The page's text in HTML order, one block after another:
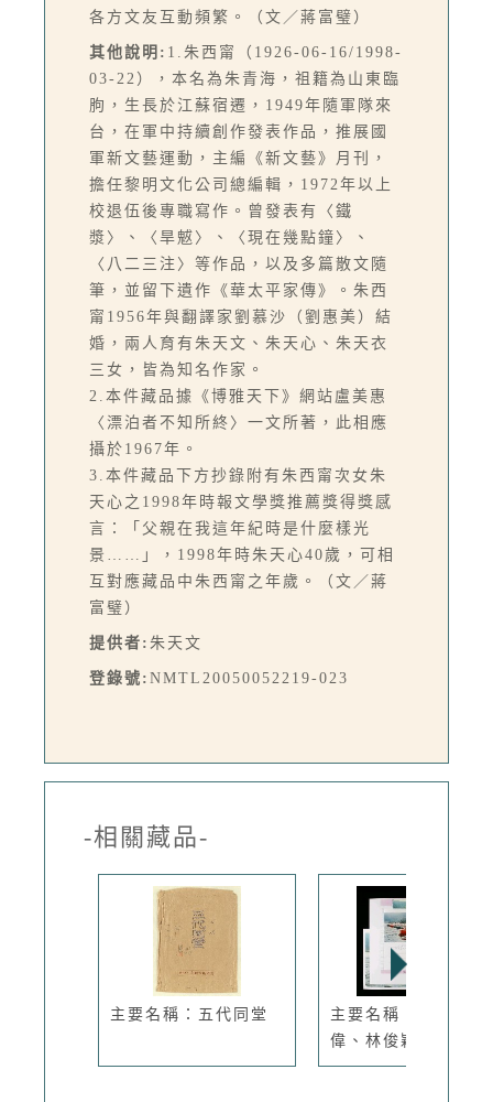
各方文友互動頻繁。（文／蔣富璧）
其他說明: 1.朱西甯（1926-06-16/1998-
03-22），本名為朱青海，祖籍為山東臨
朐，生長於江蘇宿遷，1949年隨軍隊來
台，在軍中持續創作發表作品，推展國
軍新文藝運動，主編《新文藝》月刊，
擔任黎明文化公司總編輯，1972年以上
校退伍後專職寫作。曾發表有〈鐵
漿〉、〈旱魃〉、〈現在幾點鐘〉、
〈八二三注〉等作品，以及多篇散文隨
筆，並留下遺作《華太平家傳》。朱西
甯1956年與翻譯家劉慕沙（劉惠美）結
婚，兩人育有朱天文、朱天心、朱天衣
三女，皆為知名作家。
2.本件藏品據《博雅天下》網站盧美惠
〈漂泊者不知所終〉一文所著，此相應
攝於1967年。
3.本件藏品下方抄錄附有朱西甯次女朱
天心之1998年時報文學獎推薦獎得獎感
言：「父親在我這年紀時是什麼樣光
景……」，1998年時朱天心40歲，可相
互對應藏品中朱西甯之年歲。（文／蔣
富璧）
提供者: 朱天文
登錄號: NMTL20050052219-023
-相關藏品-
主要名稱：五代同堂
主要名稱：與杜至
偉、林俊穎等...